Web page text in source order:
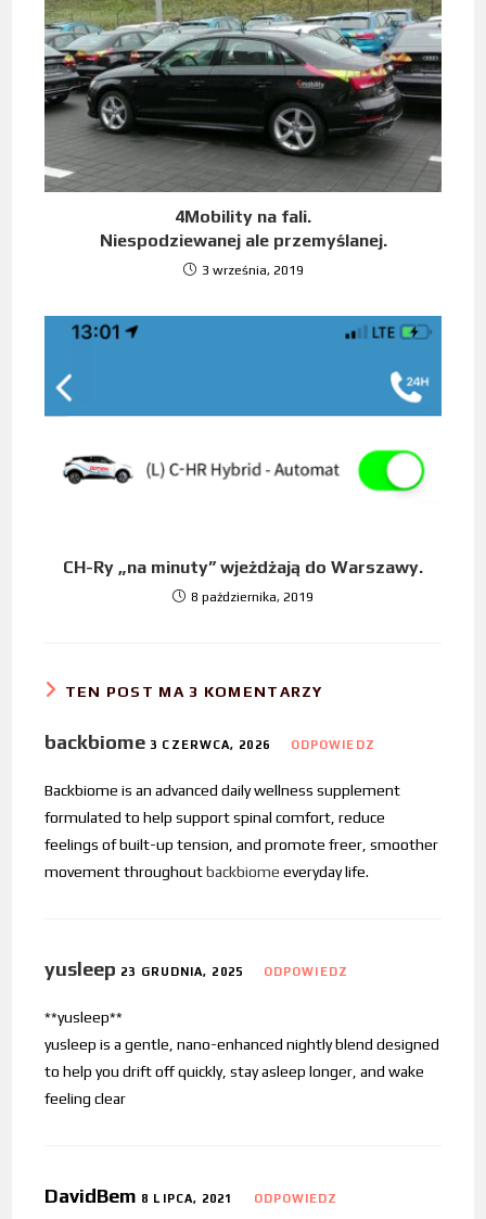
4Mobility na fali.
Niespodziewanej ale przemyślanej.
3 września, 2019
CH-Ry „na minuty” wjeżdżają do Warszawy.
8 października, 2019
TEN POST MA 3 KOMENTARZY
backbiome 3 CZERWCA, 2026 ODPOWIEDZ
Backbiome is an advanced daily wellness supplement
formulated to help support spinal comfort, reduce
feelings of built-up tension, and promote freer, smoother
movement throughoutbackbiome everyday life.
yusleep 23 GRUDNIA, 2025 ODPOWIEDZ
**yusleep**
yusleep is a gentle, nano-enhanced nightly blend designed
to help you drift off quickly, stay asleep longer, and wake
feeling clear
DavidBem 8 LIPCA, 2021 ODPOWIEDZ